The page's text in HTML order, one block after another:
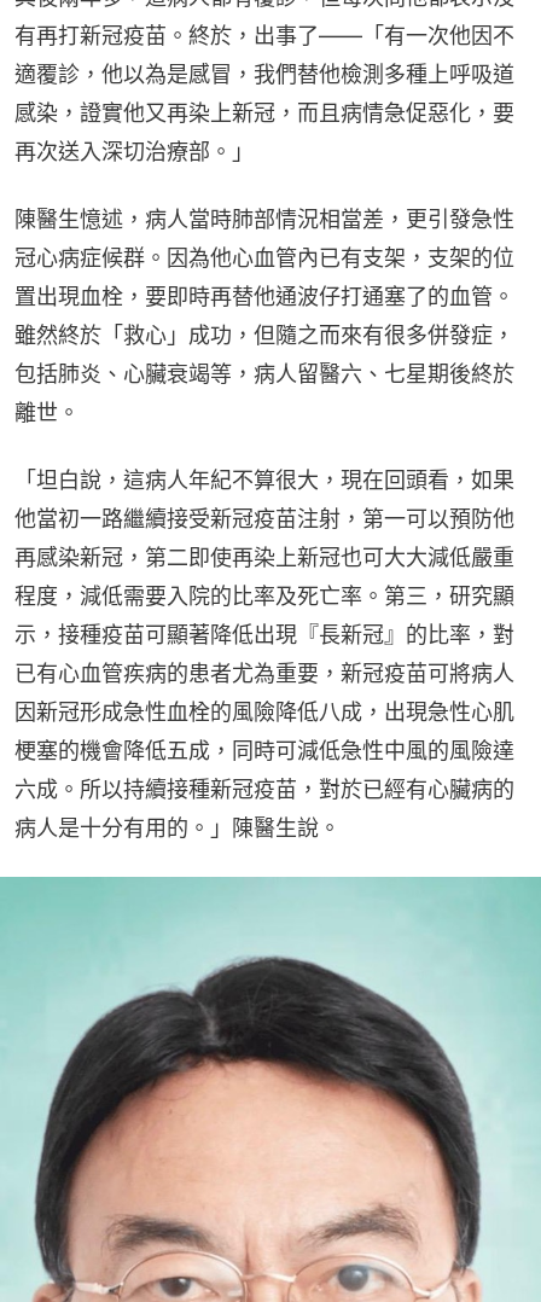
有再打新冠疫苗。終於，出事了——「有一次他因不
適覆診，他以為是感冒，我們替他檢測多種上呼吸道
感染，證實他又再染上新冠，而且病情急促惡化，要
再次送入深切治療部。」
陳醫生憶述，病人當時肺部情況相當差，更引發急性
冠心病症候群。因為他心血管內已有支架，支架的位
置出現血栓，要即時再替他通波仔打通塞了的血管。
雖然終於「救心」成功，但隨之而來有很多併發症，
包括肺炎、心臟衰竭等，病人留醫六、七星期後終於
離世。
「坦白說，這病人年紀不算很大，現在回頭看，如果
他當初一路繼續接受新冠疫苗注射，第一可以預防他
再感染新冠，第二即使再染上新冠也可大大減低嚴重
程度，減低需要入院的比率及死亡率。第三，研究顯
示，接種疫苗可顯著降低出現『長新冠』的比率，對
已有心血管疾病的患者尤為重要，新冠疫苗可將病人
因新冠形成急性血栓的風險降低八成，出現急性心肌
梗塞的機會降低五成，同時可減低急性中風的風險達
六成。所以持續接種新冠疫苗，對於已經有心臟病的
病人是十分有用的。」陳醫生說。